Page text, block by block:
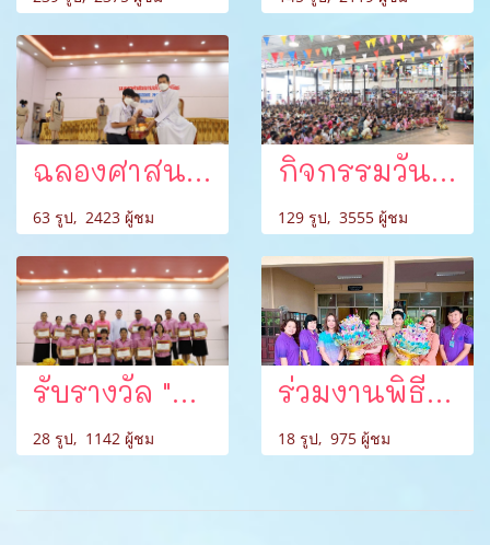
ฉลองศาสนนามนักบุญเปโตร บาทหลวงธาดา พลอยจินดา
63 รูป, 2423 ผู้ชม
กิจกรรมวันลอยกระทง ปี 2566
129 รูป, 3555 ผู้ชม
รับรางวัล "ครูดีของฝ่ายอบรมศึกษาสังฆมณฑลราชบุรี ประจำปีการศึกษา 2566"
28 รูป, 1142 ผู้ชม
ร่วมงานพิธีออกพรรษาประจำปี 2566 ณ วัดวังขนาย
18 รูป, 975 ผู้ชม